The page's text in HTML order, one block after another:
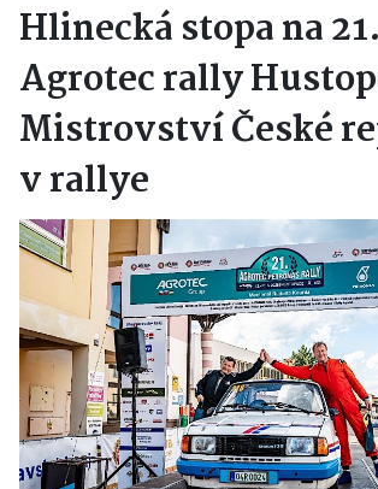
Hlinecká stopa na 21.
Agrotec rally
Mistrovství České
v rallye